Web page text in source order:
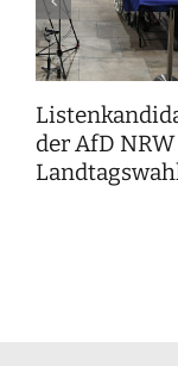
der AfD